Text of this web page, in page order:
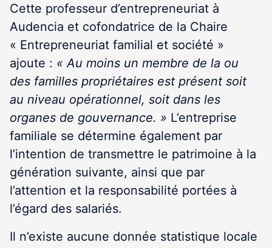
Cette professeur d’entrepreneuriat à
Audencia et cofondatrice de la Chaire
« Entrepreneuriat familial et société »
ajoute : « Au moins un membre de la ou
des familles propriétaires est présent soit
au niveau opérationnel, soit dans les
organes de gouvernance. » L’entreprise
familiale se détermine également par
l’intention de transmettre le patrimoine à la
génération suivante, ainsi que par
l’attention et la responsabilité portées à
l’égard des salariés.
Il n’existe aucune donnée statistique locale